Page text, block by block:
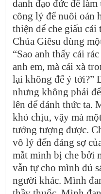
danh đạo đức để
công lý để nuôi oán
thiện để che giấu
Chúa Giêsu dùng
“Sao anh thấy cái
anh em, mà cái xà
lại không để ý tới?”
nhưng không phải
lên để đánh thức ta.
khó chịu, vậy mà
tưởng tượng được.
vô lý đến đáng sợ
mắt mình bị che bởi
vẫn tự cho mình đủ
người khác. Mình